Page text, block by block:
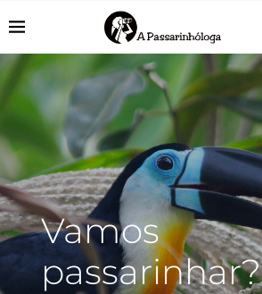
Vamos
passarinhar?